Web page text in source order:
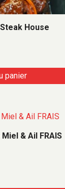
House
panier
& Ail FRAIS